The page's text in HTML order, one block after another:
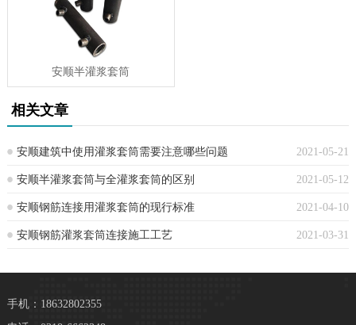
安顺半灌浆套筒
相关文章
2021-05-21
安顺建筑中使用灌浆套筒需要注意哪些问题
2021-05-12
安顺半灌浆套筒与全灌浆套筒的区别
2021-04-10
安顺钢筋连接用灌浆套筒的现行标准
2021-03-31
安顺钢筋灌浆套筒连接施工工艺
手机：18632802355